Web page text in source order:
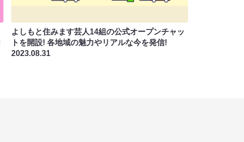
よしもと住みます芸⼈14組の公式オープンチャッ
トを開設! 各地域の魅⼒やリアルな今を発信!
2023.08.31